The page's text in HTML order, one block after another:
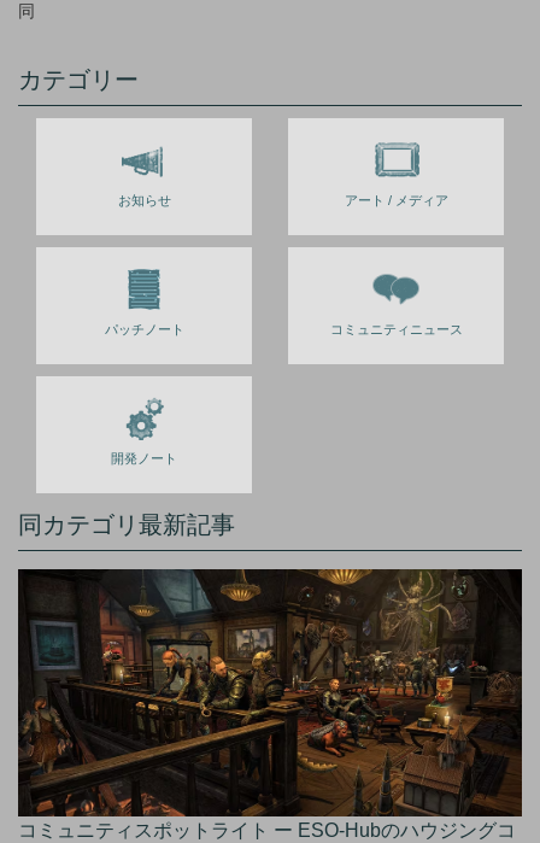
同
カテゴリー
お知らせ アート / メディア
パッチノート コミュニティニュース
開発ノート
同カテゴリ最新記事
コミュニティスポットライト ー ESO-Hubのハウジングコ